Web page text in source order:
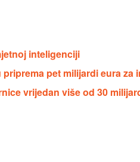
inteligenciji
pet milijardi eura za
vrijedan više od 30